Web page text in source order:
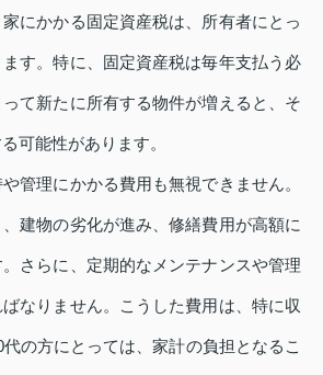
にかかる固定資産税は、所有者にとっ
す。特に、固定資産税は毎年支払う必
て新たに所有する物件が増えると、そ
可能性があります。
管理にかかる費用も無視できません。
建物の劣化が進み、修繕費用が高額に
さらに、定期的なメンテナンスや管理
なりません。こうした費用は、特に収
の方にとっては、家計の負担となるこ